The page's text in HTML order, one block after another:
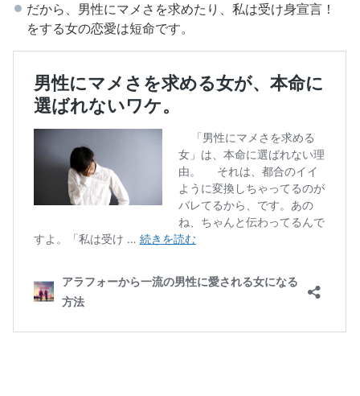
だから、男性にマメさを求めたり、私は受け身宣言！
をする女の恋愛は短命です。